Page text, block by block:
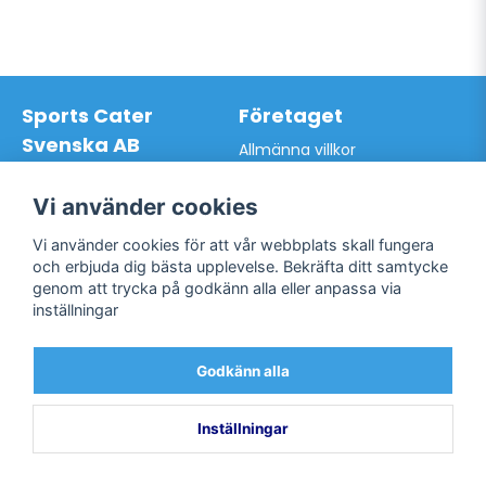
Sports Cater
Svenska AB
Org.nr: 559024-7762
Mail:info@sportscater.se
Företaget
Allmänna villkor
Bli kund / Logga in
Support
Allmänna villkor
Kontakta oss
Facebook
Twitter
Vi använder cookies
Vi använder cookies för att vår webbplats skall fungera
och erbjuda dig bästa upplevelse. Bekräfta ditt samtycke
genom att trycka på godkänn alla eller anpassa via
inställningar
Godkänn alla
Inställningar